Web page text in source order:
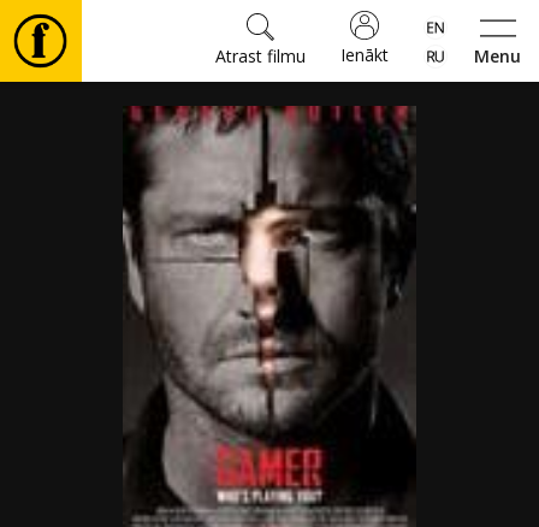
Menu
Ienākt
Atrast filmu
Pasākumi